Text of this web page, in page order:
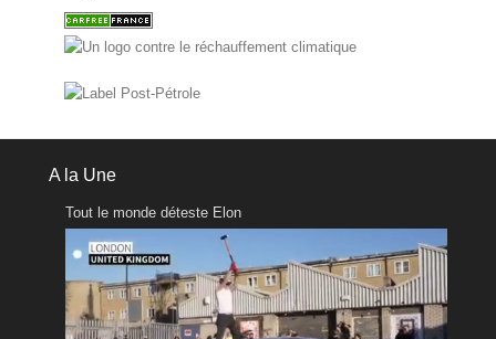
A la Une
Tout le monde déteste Elon